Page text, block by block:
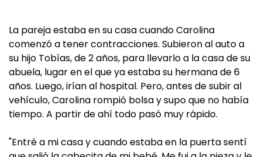
La pareja estaba en su casa cuando Carolina
comenzó a tener contracciones. Subieron al auto a
su hijo Tobías, de 2 años, para llevarlo a la casa de su
abuela, lugar en el que ya estaba su hermana de 6
años. Luego, irían al hospital. Pero, antes de subir al
vehículo, Carolina rompió bolsa y supo que no había
tiempo. A partir de ahí todo pasó muy rápido.
"Entré a mi casa y cuando estaba en la puerta sentí